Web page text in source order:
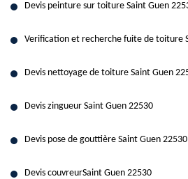
Devis peinture sur toiture Saint Guen
Verification et recherche fuite de toiture
Devis nettoyage de toiture Saint Guen
Devis zingueur Saint Guen 22530
Devis pose de gouttière Saint Guen 22530
Devis couvreurSaint Guen 22530